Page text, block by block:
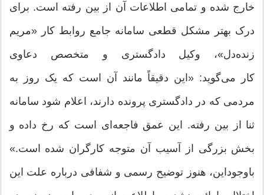
خارج شده و تمامی اطلاعات آن از بین رفته است. برای
درک بهتر مشکل قطعی سامانه جامع روابط کار «مریم
زنده‌دل»، وکیل دادگستری و متخصص دعاوی
کار می‌گوید: «این دقیقاً مانند آن است که یک روز به
مردمی که در دادگستری پرونده دارند، اعلام شود سامانه
ثنا از بین رفته. این عمق فاجعه‌ای است که رخ داده و
بخش بزرگی از آسیب آن متوجه کارگران شده است.»
باوجوداین، هنوز توضیح رسمی و شفافی درباره علت این